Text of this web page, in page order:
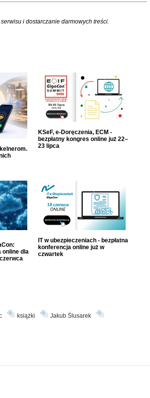
i dostarczanie darmowych treści.
KSeF, e-Doręczenia, ECM -
bezpłatny kongres online już 22–
23 lipca
online dla
IT w ubezpieczeniach - bezpłatna
konferencja online już w
czwartek
książki
Jakub Ślusarek